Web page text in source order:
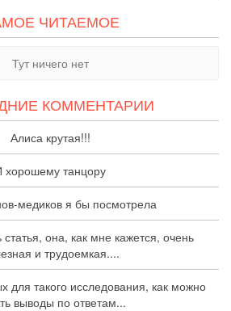
ЧИТАЕМОЕ
Тут ничего нет
КОММЕНТАРИИ
Алиса крутая!!!
хорошему танцору
медиков я бы посмотрела
она, как мне кажется, очень
и трудоемкая....
такого исследования, как можно
выводы по ответам...